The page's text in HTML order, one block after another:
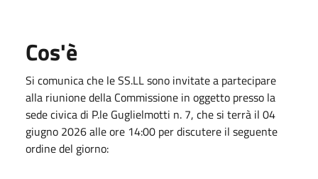
Cos'è
Si comunica che le SS.LL sono invitate a partecipare
alla riunione della Commissione in oggetto presso la
sede civica di P.le Guglielmotti n. 7, che si terrà il 04
giugno 2026 alle ore 14:00 per discutere il seguente
ordine del giorno: